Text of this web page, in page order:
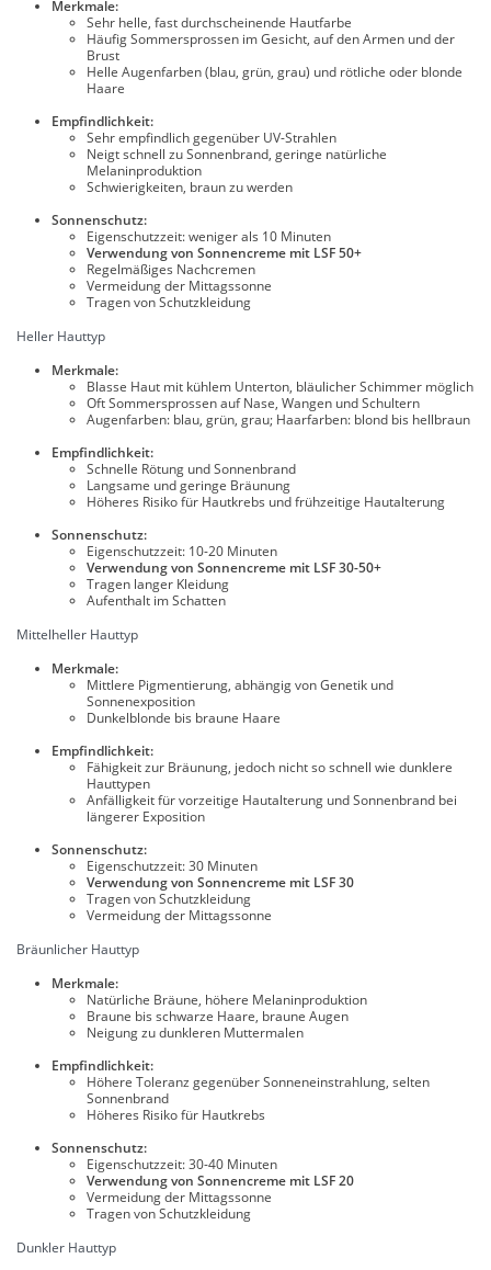
Merkmale:
Sehr helle, fast durchscheinende Hautfarbe
Häufig Sommersprossen im Gesicht, auf den Armen und der
Brust
Helle Augenfarben (blau, grün, grau) und rötliche oder blonde
Haare
Empfindlichkeit:
Sehr empfindlich gegenüber UV-Strahlen
Neigt schnell zu Sonnenbrand, geringe natürliche
Melaninproduktion
Schwierigkeiten, braun zu werden
Sonnenschutz:
Eigenschutzzeit: weniger als 10 Minuten
Verwendung von Sonnencreme mit LSF 50+
Regelmäßiges Nachcremen
Vermeidung der Mittagssonne
Tragen von Schutzkleidung
Heller Hauttyp
Merkmale:
Blasse Haut mit kühlem Unterton, bläulicher Schimmer möglich
Oft Sommersprossen auf Nase, Wangen und Schultern
Augenfarben: blau, grün, grau; Haarfarben: blond bis hellbraun
Empfindlichkeit:
Schnelle Rötung und Sonnenbrand
Langsame und geringe Bräunung
Höheres Risiko für Hautkrebs und frühzeitige Hautalterung
Sonnenschutz:
Eigenschutzzeit: 10-20 Minuten
Verwendung von Sonnencreme mit LSF 30-50+
Tragen langer Kleidung
Aufenthalt im Schatten
Mittelheller Hauttyp
Merkmale:
Mittlere Pigmentierung, abhängig von Genetik und
Sonnenexposition
Dunkelblonde bis braune Haare
Empfindlichkeit:
Fähigkeit zur Bräunung, jedoch nicht so schnell wie dunklere
Hauttypen
Anfälligkeit für vorzeitige Hautalterung und Sonnenbrand bei
längerer Exposition
Sonnenschutz:
Eigenschutzzeit: 30 Minuten
Verwendung von Sonnencreme mit LSF 30
Tragen von Schutzkleidung
Vermeidung der Mittagssonne
Bräunlicher Hauttyp
Merkmale:
Natürliche Bräune, höhere Melaninproduktion
Braune bis schwarze Haare, braune Augen
Neigung zu dunkleren Muttermalen
Empfindlichkeit:
Höhere Toleranz gegenüber Sonneneinstrahlung, selten
Sonnenbrand
Höheres Risiko für Hautkrebs
Sonnenschutz:
Eigenschutzzeit: 30-40 Minuten
Verwendung von Sonnencreme mit LSF 20
Vermeidung der Mittagssonne
Tragen von Schutzkleidung
Dunkler Hauttyp